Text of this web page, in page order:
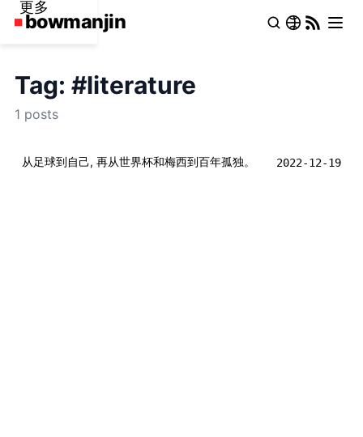
更多
Tag: #literature
1 posts
从足球到自己, 再从世界杯和梅西到百年孤独。 2022-12-19